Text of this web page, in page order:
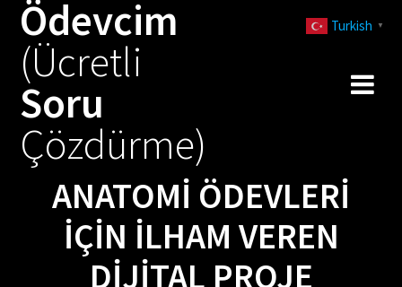
Ödevcim
(Ücretli
Soru
Çözdürme)
ANATOMI ÖDEVLERI
İÇIN İLHAM VEREN
DIJITAL PROJE
Turkish ▼